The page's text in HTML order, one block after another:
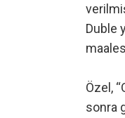
Duble
Özel,
sonra